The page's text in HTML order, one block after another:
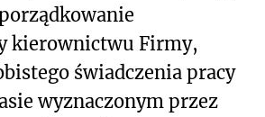
kierownictwu Firmy,
świadczenia pracy
wyznaczonym przez